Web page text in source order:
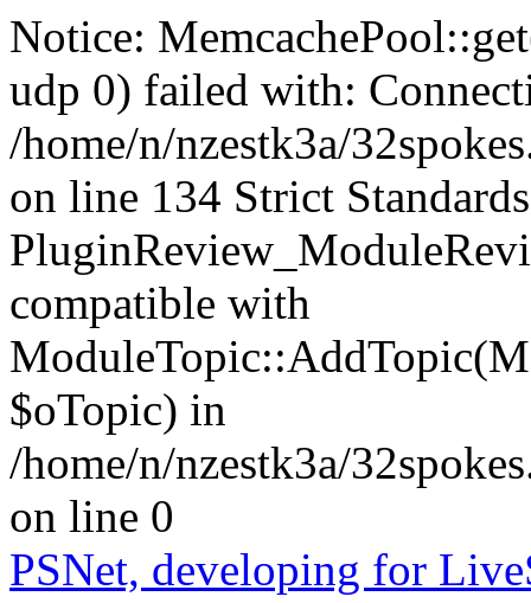
Notice:
udp 0) failed with:
/home/n/nzestk3a/
on line 134 Strict
compatible with
$oTopic) in
/home/n/nzestk3a/
on line 0
PSNet, developing for